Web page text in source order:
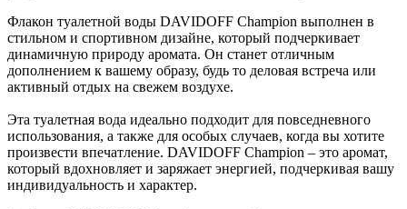
Флакон туалетной воды DAVIDOFF Champion выполнен в
стильном и спортивном дизайне, который подчеркивает
динамичную природу аромата. Он станет отличным
дополнением к вашему образу, будь то деловая встреча или
активный отдых на свежем воздухе.
Эта туалетная вода идеально подходит для повседневного
использования, а также для особых случаев, когда вы хотите
произвести впечатление. DAVIDOFF Champion – это аромат,
который вдохновляет и заряжает энергией, подчеркивая вашу
индивидуальность и характер.